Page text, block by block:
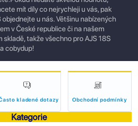
mít díly co nejrychleji u vás, pak
objednejte u nás. Většinu nabízených
v České republice či na našem
takže všechno pro AJS 18S
cobydup!
kladené dotazy Obchodní podmínky
Kategorie